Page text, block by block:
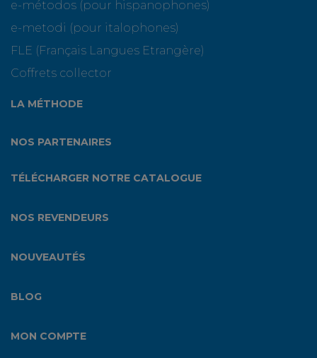
e-métodos (pour hispanophones)
e-metodi (pour italophones)
FLE (Français Langues Etrangère)
Coffrets collector
LA MÉTHODE
NOS PARTENAIRES
TÉLÉCHARGER NOTRE CATALOGUE
NOS REVENDEURS
NOUVEAUTÉS
BLOG
MON COMPTE